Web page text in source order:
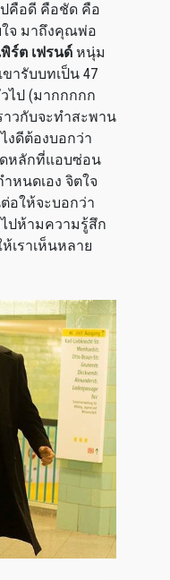
ปคือดี คือชัด คือ
ใจ มาถึงคุณพ่อ
พิร์ต เฟรนด์ หนุ่ม
เขารับบทเป็น 47
ไป (มากกกกก
วกับจะทำสะพาน
งดีต้องบอกว่า
ดหลักที่แอบซ่อน
หนดเอง จิตใจ
อให้จะบอกว่า
ปห้ามความรู้สึก
เราเห็นหลาย